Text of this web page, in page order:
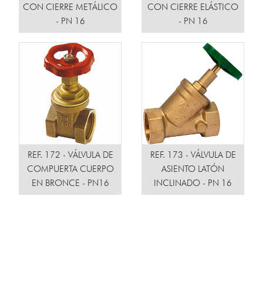
CON CIERRE METÁLICO
- PN 16
CON CIERRE ELÁSTICO
- PN 16
REF. 172 - VÁLVULA DE
COMPUERTA CUERPO
EN BRONCE - PN16
REF. 173 - VÁLVULA DE
ASIENTO LATÓN
INCLINADO - PN 16